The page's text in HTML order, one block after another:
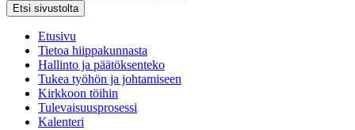
Etsi sivustolta
Etusivu
Tietoa hiippakunnasta
Hallinto ja päätöksenteko
Tukea työhön ja johtamiseen
Kirkkoon töihin
Tulevaisuusprosessi
Kalenteri